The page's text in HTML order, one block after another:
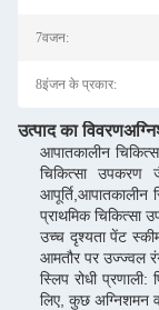
7वजन:
8इंजन के प्रकार:
उत्पाद का विवरण
आपातकालीन
चिकित्सा उपकरण
आपूर्ति,आपातकालीन
प्राथमिक चिकित्सा
उच्च दृश्यता पेंट
आमतौर पर उज्ज्वल
स्लिप रोधी
लिए, कुछ अग्निशमन